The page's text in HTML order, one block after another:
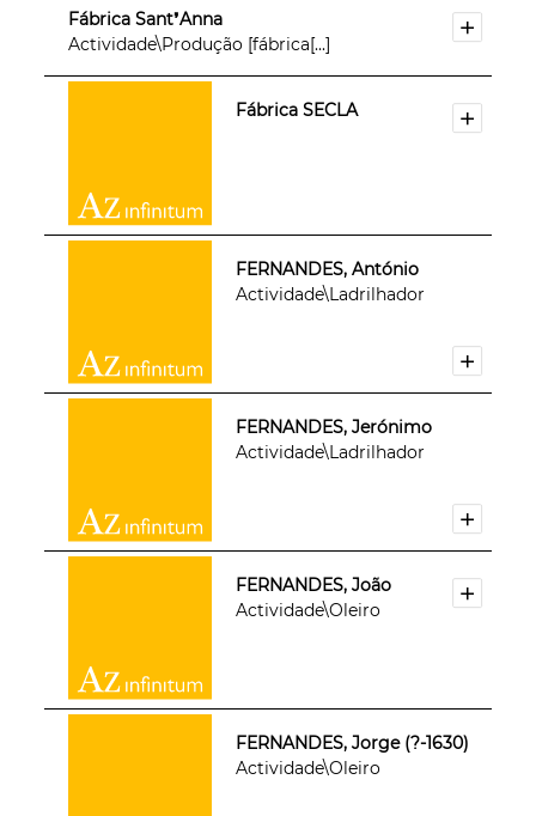
Fábrica Sant❜Anna
Actividade\Produção [fábrica[...]
Fábrica SECLA
FERNANDES, António
Actividade\Ladrilhador
FERNANDES, Jerónimo
Actividade\Ladrilhador
FERNANDES, João
Actividade\Oleiro
FERNANDES, Jorge (?-1630)
Actividade\Oleiro